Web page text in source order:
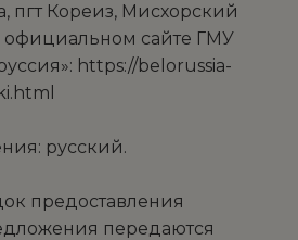
пгт Кореиз, Мисхорский
официальном сайте ГМУ
https://belorussia-
русский.
предоставления
передаются